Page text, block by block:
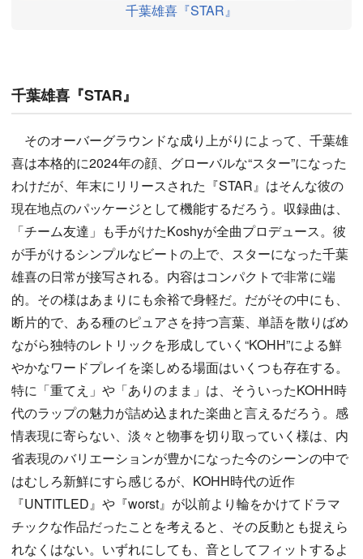
千葉雄喜『STAR』
千葉雄喜『STAR』
そのオーバーグラウンドな成り上がりによって、千葉雄
喜は本格的に2024年の顔、グローバルな“スター”になった
わけだが、年末にリリースされた『STAR』はそんな彼の
現在地点のパッケージとして機能するだろう。収録曲は、
「チーム友達」も手がけたKoshyが全曲プロデュース。彼
が手がけるシンプルなビートの上で、スターになった千葉
雄喜の日常が接写される。内容はコンパクトで非常に端
的。その様はあまりにも余裕で身軽だ。だがその中にも、
断片的で、ある種のピュアさを持つ言葉、単語を散りばめ
ながら独特のレトリックを形成していく“KOHH”による鮮
やかなワードプレイを楽しめる場面はいくつも存在する。
特に「重てえ」や「ありのまま」は、そういったKOHH時
代のラップの魅力が詰め込まれた楽曲と言えるだろう。感
情表現に寄らない、淡々と物事を切り取っていく様は、内
省表現のバリエーションが豊かになった今のシーンの中で
はむしろ新鮮にすら感じるが、KOHH時代の近作
『UNTITLED』や『worst』が以前より輪をかけてドラマ
チックな作品だったことを考えると、その反動とも捉えら
れなくはない。いずれにしても、音としてフィットするよ